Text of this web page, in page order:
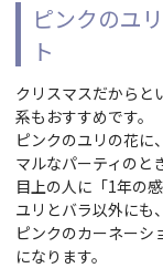
ピンクのユ
ト
クリスマスだからと
系もおすすめです。
ピンクのユリの花に
マルなパーティのと
目上の人に「1年の
ユリとバラ以外にも
ピンクのカーネーシ
になります。